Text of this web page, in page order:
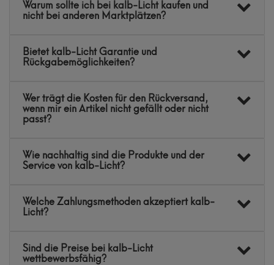
Warum sollte ich bei kalb-Licht kaufen und
nicht bei anderen Marktplätzen?
Bietet kalb-Licht Garantie und
Rückgabemöglichkeiten?
Wer trägt die Kosten für den Rückversand,
wenn mir ein Artikel nicht gefällt oder nicht
passt?
Wie nachhaltig sind die Produkte und der
Service von kalb-Licht?
Welche Zahlungsmethoden akzeptiert kalb-
Licht?
Sind die Preise bei kalb-Licht
wettbewerbsfähig?